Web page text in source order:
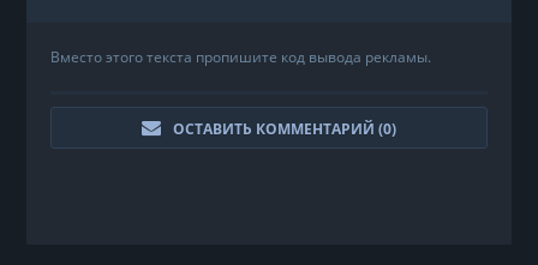
Вместо этого текста пропишите код вывода рекламы.
ОСТАВИТЬ КОММЕНТАРИЙ (0)